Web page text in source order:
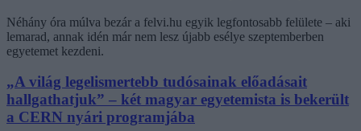
Néhány óra múlva bezár a felvi.hu egyik legfontosabb felülete – aki
lemarad, annak idén már nem lesz újabb esélye szeptemberben
egyetemet kezdeni.
„A világ legelismertebb tudósainak előadásait
hallgathatjuk” – két magyar egyetemista is bekerült
a CERN nyári programjába